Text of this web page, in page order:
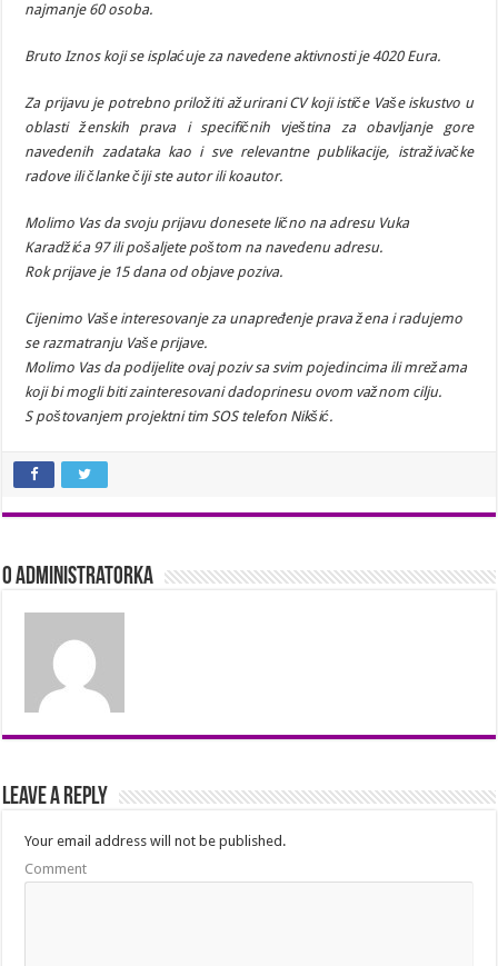
najmanje 60 osoba.
Bruto Iznos koji se isplaćuje za navedene aktivnosti je 4020 Eura.
Za prijavu je potrebno priložiti ažurirani CV koji ističe Vaše iskustvo u
oblasti ženskih prava i specifičnih vještina za obavljanje gore
navedenih zadataka kao i sve relevantne publikacije, istraživačke
radove ili članke čiji ste autor ili koautor.
Molimo Vas da svoju prijavu donesete lično na adresu Vuka
Karadžića 97 ilipošaljete poštom na navedenu adresu.
Rok prijave je 15 dana od objave poziva.
Cijenimo Vaše interesovanje za unapređenje prava žena i radujemo
se razmatranju Vaše prijave.
Molimo Vas da podijelite ovaj poziv sa svim pojedincima ili mrežama
koji bi mogli biti zainteresovani dadoprinesu ovom važnom cilju.
S poštovanjem projektni tim SOS telefon Nikšić.
O Administratorka
Leave a Reply
Your email address will not be published.
Comment